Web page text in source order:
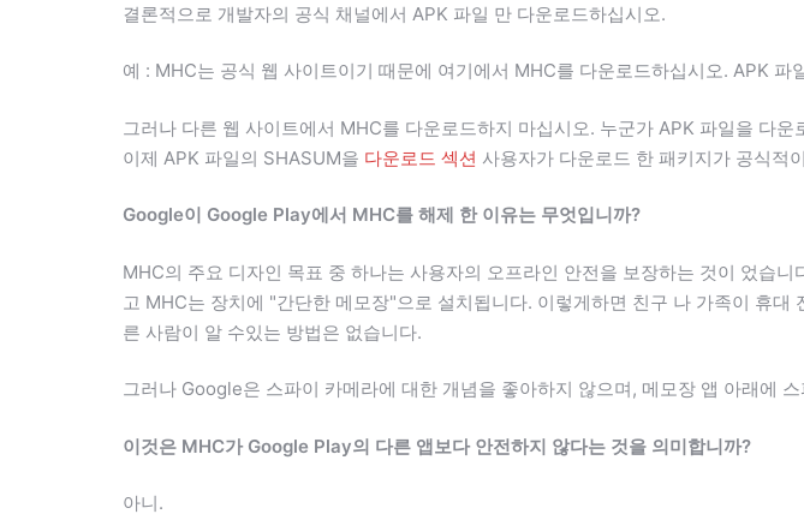
결론적으로 개발자의 공식 채널에서 APK 파일 만 다운로드하십시오.
예 : MHC는 공식 웹 사이트이기 때문에 여기에서 MHC를 다운로드하십시오. APK 파
그러나 다른 웹 사이트에서 MHC를 다운로드하지 마십시오. 누군가 APK 파일을 다
이제 APK 파일의 SHASUM을 다운로드 섹션 사용자가 다운로드 한 패키지가 공식적
Google이 Google Play에서 MHC를 해제 한 이유는 무엇입니까?
MHC의 주요 디자인 목표 중 하나는 사용자의 오프라인 안전을 보장하는 것이 었습
고 MHC는 장치에 "간단한 메모장"으로 설치됩니다. 이렇게하면 친구 나 가족이 휴
른 사람이 알 수있는 방법은 없습니다.
그러나 Google은 스파이 카메라에 대한 개념을 좋아하지 않으며, 메모장 앱 아래에
이것은 MHC가 Google Play의 다른 앱보다 안전하지 않다는 것을 의미합니까?
아니.